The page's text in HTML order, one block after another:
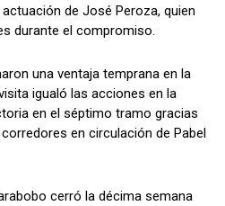
de José Peroza, quien
durante el compromiso.
una ventaja temprana en la
igualó las acciones en la
en el séptimo tramo gracias
en circulación de Pabel
cerró la décima semana